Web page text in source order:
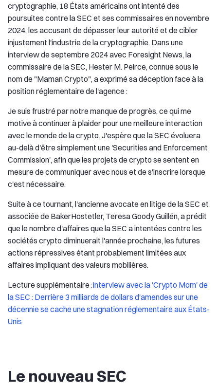
cryptographie, 18 États américains ont intenté des
poursuites contre la SEC et ses commissaires en novembre
2024, les accusant de dépasser leur autorité et de cibler
injustement l'industrie de la cryptographie. Dans une
interview de septembre 2024 avec Foresight News, la
commissaire de la SEC, Hester M. Peirce, connue sous le
nom de "Maman Crypto", a exprimé sa déception face à la
position réglementaire de l'agence :
Je suis frustré par notre manque de progrès, ce qui me
motive à continuer à plaider pour une meilleure interaction
avec le monde de la crypto. J'espère que la SEC évoluera
au-delà d'être simplement une 'Securities and Enforcement
Commission', afin que les projets de crypto se sentent en
mesure de communiquer avec nous et de s'inscrire lorsque
c'est nécessaire.
Suite à ce tournant, l'ancienne avocate en litige de la SEC et
associée de BakerHostetler, Teresa Goody Guillén, a prédit
que le nombre d'affaires que la SEC a intentées contre les
sociétés crypto diminuerait l'année prochaine, les futures
actions répressives étant probablement limitées aux
affaires impliquant des valeurs mobilières.
Lecture supplémentaire :Interview avec la 'Crypto Mom' de
la SEC : Derrière 3 milliards de dollars d'amendes sur une
décennie se cache une stagnation réglementaire aux États-
Unis
Le nouveau SEC